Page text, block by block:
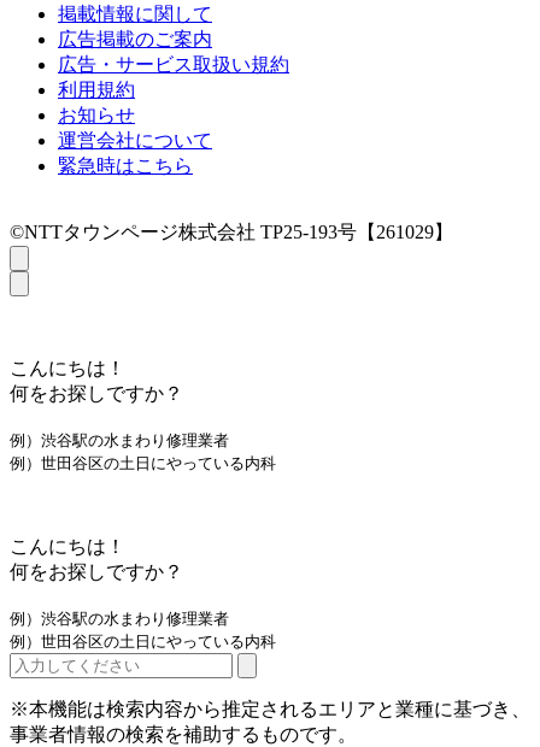
掲載情報に関して
広告掲載のご案内
広告・サービス取扱い規約
利用規約
お知らせ
運営会社について
緊急時はこちら
©NTTタウンページ株式会社 TP25-193号【261029】
こんにちは！
何をお探しですか？
例）渋谷駅の水まわり修理業者
例）世田谷区の土日にやっている内科
こんにちは！
何をお探しですか？
例）渋谷駅の水まわり修理業者
例）世田谷区の土日にやっている内科
※本機能は検索内容から推定されるエリアと業種に基づき、
事業者情報の検索を補助するものです。